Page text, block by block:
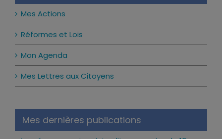
Mes Actions
Réformes et Lois
Mon Agenda
Mes Lettres aux Citoyens
Mes dernières publications